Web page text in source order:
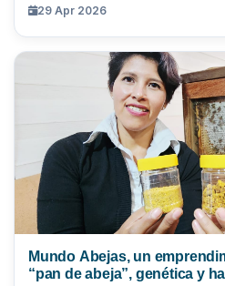
29 Apr 2026
Mundo Abejas, un
“pan de abeja”, genética y